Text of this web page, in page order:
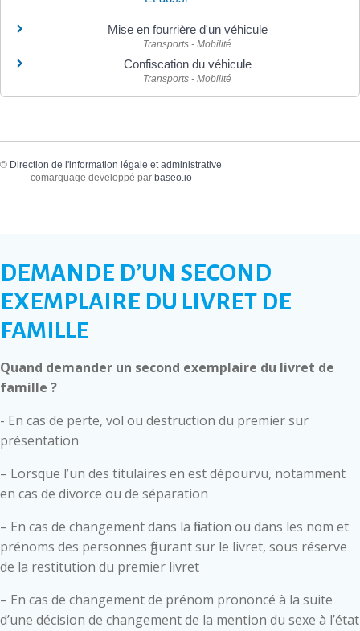
Mise en fourrière d'un véhicule
Transports - Mobilité
Confiscation du véhicule
Transports - Mobilité
© Direction de l'information légale et administrative
comarquage developpé par baseo.io
DEMANDE D’UN SECOND
EXEMPLAIRE DU LIVRET DE
FAMILLE
Quand demander un second exemplaire du livret de
famille ?
- En cas de perte, vol ou destruction du premier sur
présentation
– Lorsque l’un des titulaires en est dépourvu, notamment
en cas de divorce ou de séparation
– En cas de changement dans la filiation ou dans les nom et
prénoms des personnes figurant sur le livret, sous réserve
de la restitution du premier livret
– En cas de changement de prénom prononcé à la suite
d’une décision de changement de la mention du sexe à l’état